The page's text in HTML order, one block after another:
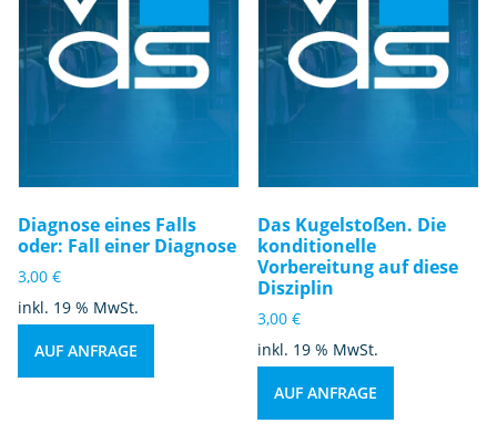
Diagnose eines Falls
oder: Fall einer Diagnose
3,00 €
inkl. 19 % MwSt.
AUF ANFRAGE
Das Kugelstoßen. Die
konditionelle
Vorbereitung auf diese
Disziplin
3,00€
inkl. 19 % MwSt.
AUF ANFRAGE